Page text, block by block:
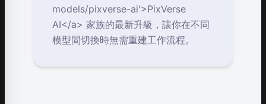
models/pixverse-ai'>PixVerse
AI</a> 家族的最新升級，讓你在不同
模型間切換時無需重建工作流程。